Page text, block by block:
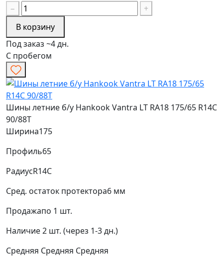
−
+
В корзину
Под заказ ~4 дн.
С пробегом
Шины летние б/у Hankook Vantra LT RA18 175/65 R14C
90/88T
Ширина175
Профиль65
РадиусR14C
Сред. остаток протектора6 мм
Продажапо 1 шт.
Наличие2 шт. (через 1-3 дн.)
Средняя Средняя Средняя